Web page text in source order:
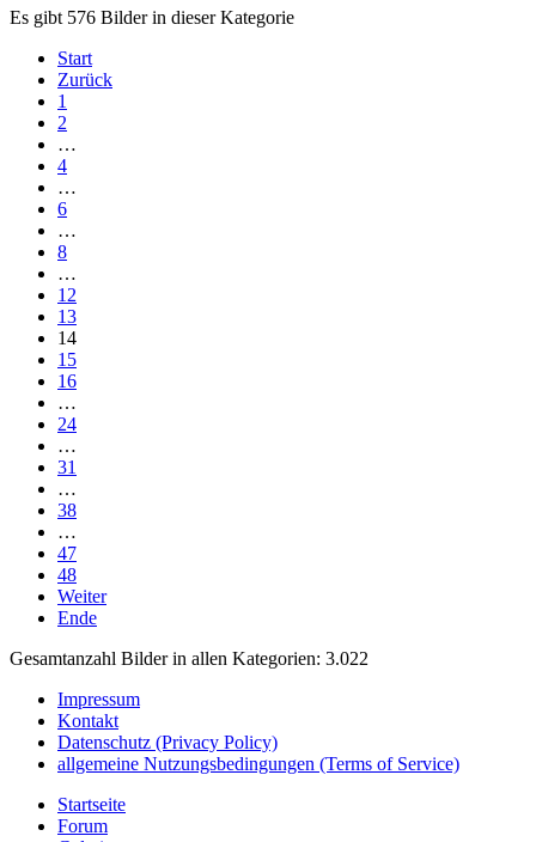
Es gibt 576 Bilder in dieser Kategorie
Start
Zurück
1
2
…
4
…
6
…
8
…
12
13
14
15
16
…
24
…
31
…
38
…
47
48
Weiter
Ende
Gesamtanzahl Bilder in allen Kategorien: 3.022
Impressum
Kontakt
Datenschutz (Privacy Policy)
allgemeine Nutzungsbedingungen (Terms of Service)
Startseite
Forum